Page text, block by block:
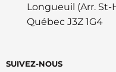
Longueuil (Arr. St-
Québec J3Z 1G4
SUIVEZ-NOUS